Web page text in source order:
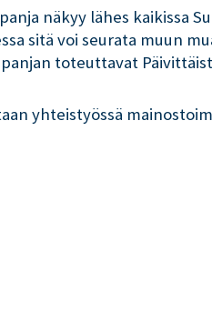
näkyy lähes kaikissa
sitä voi seurata muun
toteuttavat
yhteistyössä